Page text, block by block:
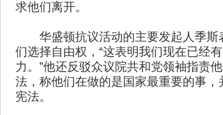
求他们离开。
华盛顿抗议活动的主要发起人季斯
们选择自由权，“这表明我们现在已经
力。”他还反驳众议院共和党领袖指责
法，称他们在做的是国家最重要的事，
宪法。